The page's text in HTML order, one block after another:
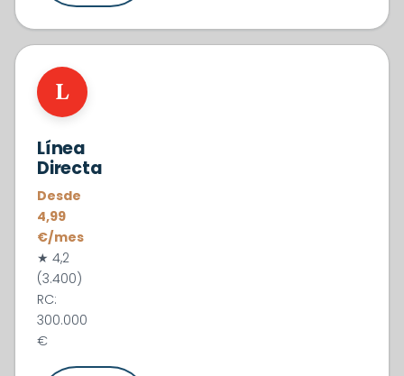
#4
L
Línea
Directa
Desde
4,99
€/mes
★ 4,2
(3.400)
RC:
300.000
€